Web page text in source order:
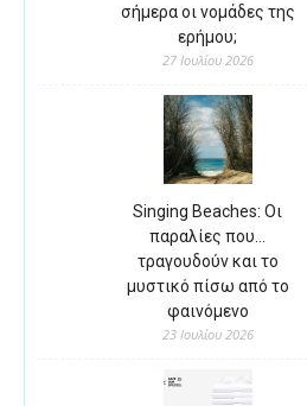
σήμερα οι νομάδες της
ερήμου;
27 Ιουλίου 2026
Singing Beaches: Οι
παραλίες που…
τραγουδούν και το
μυστικό πίσω από το
φαινόμενο
23 Ιουλίου 2026